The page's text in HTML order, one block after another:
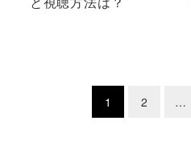
1 2 …